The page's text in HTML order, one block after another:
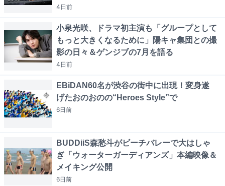
4日前
小泉光咲、ドラマ初主演も「グループとして
もっと大きくなるために」陽キャ集団との撮
影の日々＆ゲンジブの7月を語る
4日前
EBiDAN60名が渋谷の街中に出現！変身遂
げたおのおのの“Heroes Style”で
6日前
BUDDiiS森愁斗がビーチバレーで大はしゃ
ぎ「ウォーターガーディアンズ」本編映像＆
メイキング公開
6日前